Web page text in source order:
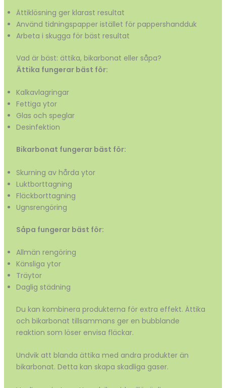
Ättiklösning ger klarast resultat
Använd tidningspapper istället för pappershandduk
Arbeta i skugga för bäst resultat
Vad är bäst: ättika, bikarbonat eller såpa?
Ättika fungerar bäst för:
Kalkavlagringar
Fettiga ytor
Glas och speglar
Desinfektion
Bikarbonat fungerar bäst för:
Skurning av hårda ytor
Luktborttagning
Fläckborttagning
Ugnsrengöring
Såpa fungerar bäst för:
Allmän rengöring
Känsliga ytor
Träytor
Daglig städning
Du kan kombinera produkterna för extra effekt. Ättika
och bikarbonat tillsammans ger en bubblande
reaktion som löser envisa fläckar.
Undvik att blanda ättika med andra produkter än
bikarbonat. Detta kan skapa skadliga gaser.